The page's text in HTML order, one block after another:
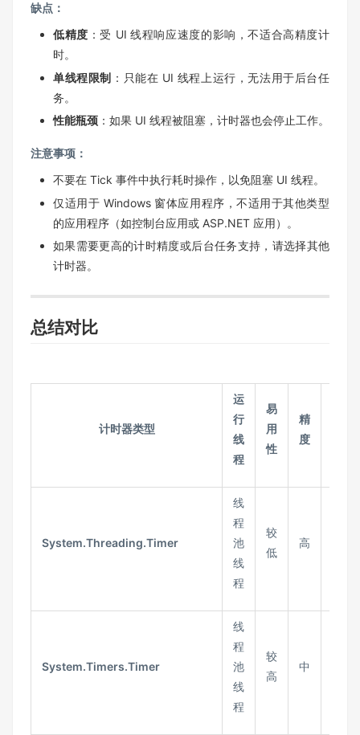
缺点：
低精度 ：受 UI 线程响应速度的影响，不适合高精度计
时。
单线程限制 ：只能在 UI 线程上运行，无法用于后台任
务。
性能瓶颈 ：如果 UI 线程被阻塞，计时器也会停止工作。
注意事项：
不要在 Tick 事件中执行耗时操作，以免阻塞 UI 线程。
仅适用于 Windows 窗体应用程序，不适用于其他类型
的应用程序（如控制台应用或 ASP.NET 应用）。
如果需要更高的计时精度或后台任务支持，请选择其他
计时器。
总结对比
计时器类型
运
行
线
程
易
用
性
精
度
System.Threading.Timer
线
程
池
线
程
较
低
高
System.Timers.Timer
线
程
池
线
程
较
高
中